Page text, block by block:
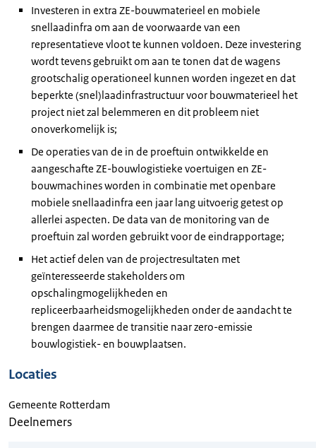
Investeren in extra ZE-bouwmaterieel en mobiele
snellaadinfra om aan de voorwaarde van een
representatieve vloot te kunnen voldoen. Deze investering
wordt tevens gebruikt om aan te tonen dat de wagens
grootschalig operationeel kunnen worden ingezet en dat
beperkte (snel)laadinfrastructuur voor bouwmaterieel het
project niet zal belemmeren en dit probleem niet
onoverkomelijk is;
De operaties van de in de proeftuin ontwikkelde en
aangeschafte ZE-bouwlogistieke voertuigen en ZE-
bouwmachines worden in combinatie met openbare
mobiele snellaadinfra een jaar lang uitvoerig getest op
allerlei aspecten. De data van de monitoring van de
proeftuin zal worden gebruikt voor de eindrapportage;
Het actief delen van de projectresultaten met
geïnteresseerde stakeholders om
opschalingmogelijkheden en
repliceerbaarheidsmogelijkheden onder de aandacht te
brengen daarmee de transitie naar zero-emissie
bouwlogistiek- en bouwplaatsen.
Locaties
Gemeente Rotterdam
Deelnemers